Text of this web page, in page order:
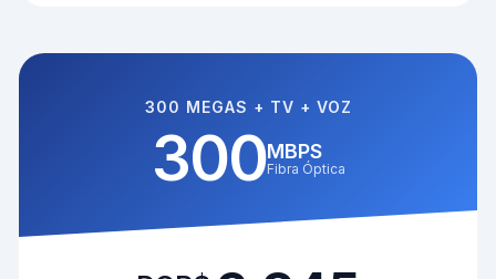
300 MEGAS + TV + VOZ
300MBPS
Fibra Óptica